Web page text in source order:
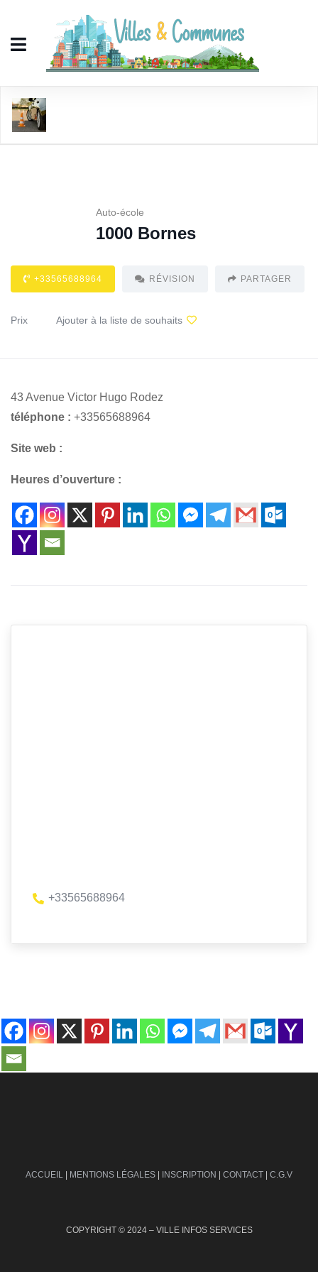
Auto-école
1000 Bornes
+33565688964 RÉVISION PARTAGER
Prix Ajouter à la liste de souhaits
43 Avenue Victor Hugo Rodez
téléphone : +33565688964
Site web :
Heures d’ouverture :
+33565688964
ACCUEIL | MENTIONS LÉGALES | INSCRIPTION | CONTACT | C.G.V
COPYRIGHT © 2024 – VILLE INFOS SERVICES